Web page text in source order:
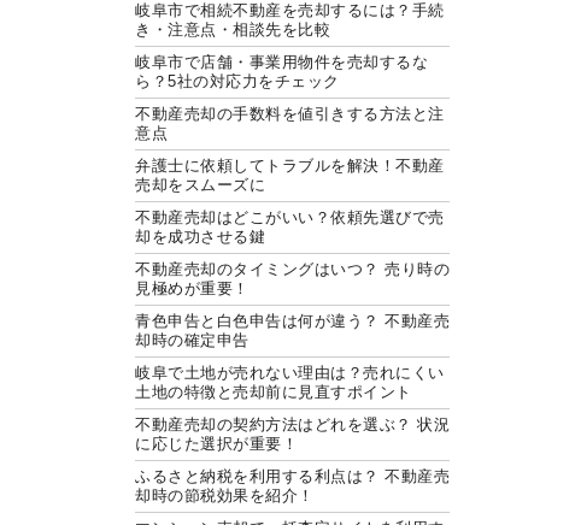
岐阜市で相続不動産を売却するには？手続
き・注意点・相談先を比較
岐阜市で店舗・事業用物件を売却するな
ら？5社の対応力をチェック
不動産売却の手数料を値引きする方法と注
意点
弁護士に依頼してトラブルを解決！不動産
売却をスムーズに
不動産売却はどこがいい？依頼先選びで売
却を成功させる鍵
不動産売却のタイミングはいつ？ 売り時の
見極めが重要！
青色申告と白色申告は何が違う？ 不動産売
却時の確定申告
岐阜で土地が売れない理由は？売れにくい
土地の特徴と売却前に見直すポイント
不動産売却の契約方法はどれを選ぶ？ 状況
に応じた選択が重要！
ふるさと納税を利用する利点は？ 不動産売
却時の節税効果を紹介！